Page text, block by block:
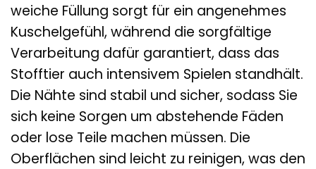
weiche Füllung sorgt für ein angenehmes
Kuschelgefühl, während die sorgfältige
Verarbeitung dafür garantiert, dass das
Stofftier auch intensivem Spielen standhält.
Die Nähte sind stabil und sicher, sodass Sie
sich keine Sorgen um abstehende Fäden
oder lose Teile machen müssen. Die
Oberflächen sind leicht zu reinigen, was den